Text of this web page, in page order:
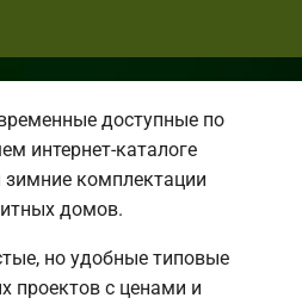
доступные по
интернет-каталоге
зимние комплектации
домов.
но удобные типовые
проектов с ценами и